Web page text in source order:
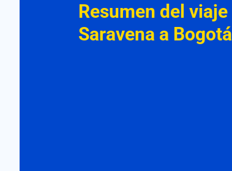
Resumen del viaje
Saravena a Bogotá